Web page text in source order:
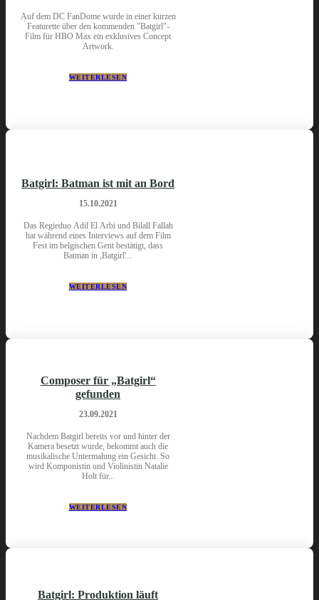
Auf dem DC FanDome wurde in einer kurzen
Featurette über den kommenden "Batgirl"-
Film für HBO Max ein exklusives Concept
Artwork.
WEITERLESEN
Batgirl: Batman ist mit an Bord
15.10.2021
Das Regieduo Adil El Arbi und Bilall Fallah
hat während eines Interviews auf dem Film
Fest im belgischen Gent bestätigt, dass
Batman in ,Batgirl'...
WEITERLESEN
Composer für „Batgirl“
gefunden
23.09.2021
Nachdem Batgirl bereits vor und hinter der
Kamera besetzt wurde, bekommt auch die
musikalische Untermalung ein Gesicht. So
wird Komponistin und Violinistin Natalie
Holt für...
WEITERLESEN
Batgirl: Produktion läuft